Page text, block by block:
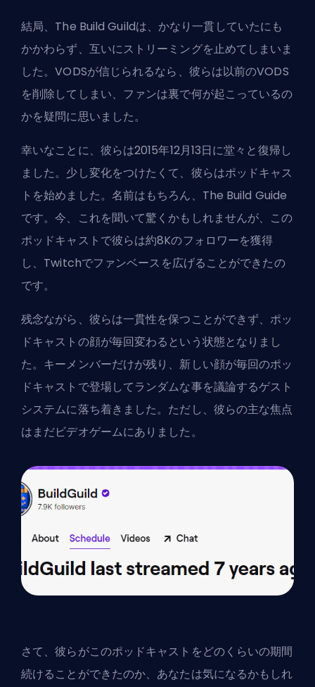
結局、The Build Guildは、かなり一貫していたにも
かかわらず、互いにストリーミングを止めてしまいま
した。VODSが信じられるなら、彼らは以前のVODS
を削除してしまい、ファンは裏で何が起こっているの
かを疑問に思いました。
幸いなことに、彼らは2015年12月13日に堂々と復帰し
ました。少し変化をつけたくて、彼らはポッドキャス
トを始めました。名前はもちろん、The Build Guide
です。今、これを聞いて驚くかもしれませんが、この
ポッドキャストで彼らは約8Kのフォロワーを獲得
し、Twitchでファンベースを広げることができたの
です。
残念ながら、彼らは一貫性を保つことができず、ポッ
ドキャストの顔が毎回変わるという状態となりまし
た。キーメンバーだけが残り、新しい顔が毎回のポッ
ドキャストで登場してランダムな事を議論するゲスト
システムに落ち着きました。ただし、彼らの主な焦点
はまだビデオゲームにありました。
さて、彼らがこのポッドキャストをどのくらいの期間
続けることができたのか、あなたは気になるかもしれ